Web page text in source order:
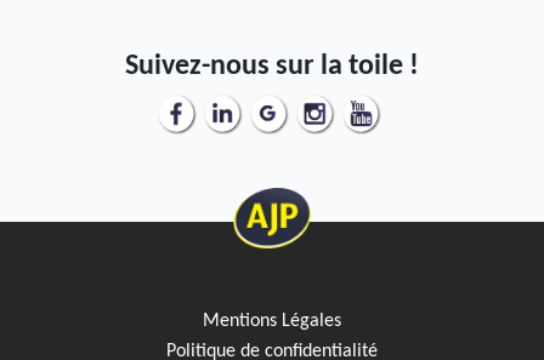
Suivez-nous sur la toile !
Mentions Légales
Politique de confidentialité